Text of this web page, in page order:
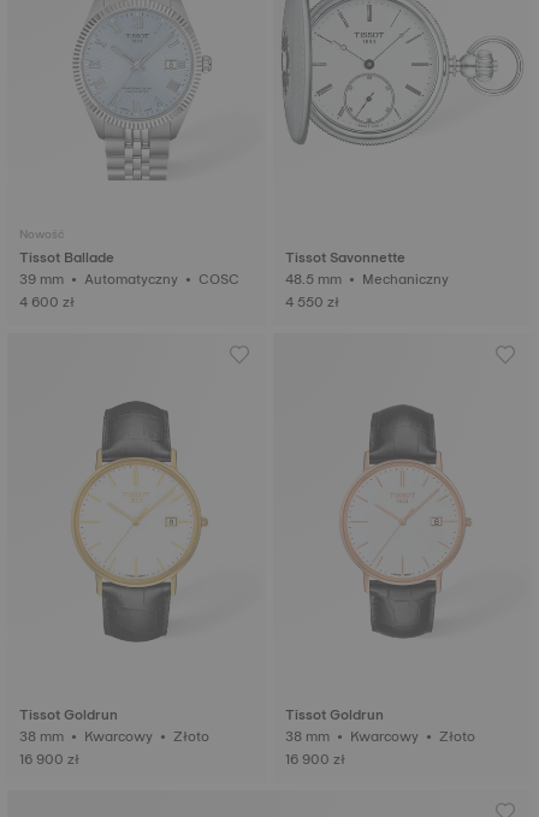
Nowość
Tissot Ballade
39 mm • Automatyczny • COSC
4 600 zł
Tissot Savonnette
48.5 mm • Mechaniczny
4 550 zł
Tissot Goldrun
38 mm • Kwarcowy • Złoto
16 900 zł
Tissot Goldrun
38 mm • Kwarcowy • Złoto
16 900 zł